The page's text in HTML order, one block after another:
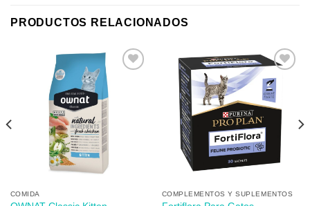
PRODUCTOS RELACIONADOS
COMIDA
Añadir
a mi
lista de
los
deseos
COMPLEMENTOS Y SUPLEMENTOS